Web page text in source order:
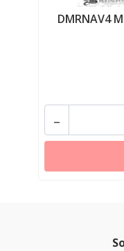
DMRNAV4
-